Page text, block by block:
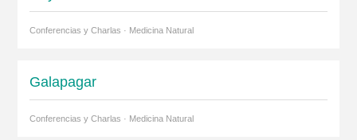
Conferencias y Charlas · Medicina Natural
Galapagar
Conferencias y Charlas · Medicina Natural